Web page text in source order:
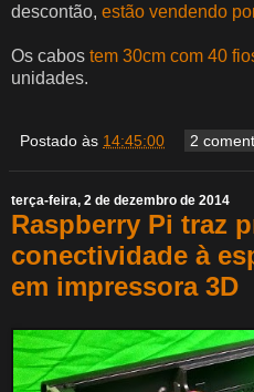
descontão, estão vendendo
Os cabos tem 30cm com 40
unidades.
Postado às 14:45:00 2
terça-feira, 2 de dezembro de 2014
Raspberry Pi traz
conectividade à
em impressora 3D